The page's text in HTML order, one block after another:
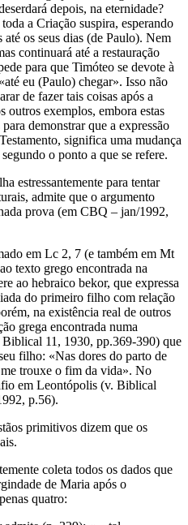
depois, na eternidade?
a Criação suspira, esperando
os seus dias (de Paulo). Nem
continuará até a restauração
para que Timóteo se devote à
eu (Paulo) chegar». Isso não
de fazer tais coisas após a
outros exemplos, embora estas
demonstrar que a expressão
significa uma mudança
o ponto a que se refere.
estressantemente para tentar
admite que o argumento
prova (em CBQ – jan/1992,
em Lc 2, 7 (e também em Mt
texto grego encontrada na
ao hebraico bekor, que expressa
do primeiro filho com relação
na existência real de outros
grega encontrada numa
11, 1930, pp.369-390) que
filho: «Nas dores do parto de
trouxe o fim da vida». No
em Leontópolis (v. Biblical
p.56).
primitivos dizem que os
coleta todos os dados que
de Maria após o
quatro: